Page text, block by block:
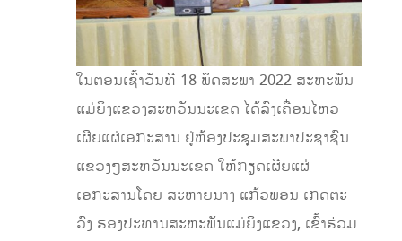
ໃນຕອນເຊົ້າວັນທີ 18 ພຶດສະພາ 2022 ສະຫະພັນ
ແມ່ຍິງແຂວງສະຫວັນນະເຂດ ໄດ້ລົງເຄື່ອນໄຫວ
ເຜີຍແຜ່ເອກະສານ ຢູ່ຫ້ອງປະຊຸມສະພາປະຊາຊົນ
ແຂວງໆສະຫວັນນະເຂດ ໃຫ້ກຽດເຜີຍແຜ່
ເອກະສານໂດຍ ສະຫາຍນາງ ແກ້ວພອນ ເກດຕະ
ວົງ ຮອງປະທານສະຫະພັນແມ່ຍິງແຂວງ, ເຂົ້າຮ່ວມ